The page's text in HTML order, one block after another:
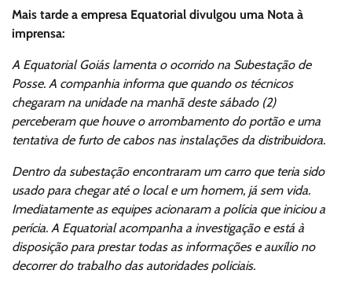
Mais tarde a empresa Equatorial divulgou uma Nota à
imprensa:
A Equatorial Goiás lamenta o ocorrido na Subestação de
Posse. A companhia informa que quando os técnicos
chegaram na unidade na manhã deste sábado (2)
perceberam que houve o arrombamento do portão e uma
tentativa de furto de cabos nas instalações da distribuidora.
Dentro da subestação encontraram um carro que teria sido
usado para chegar até o local e um homem, já sem vida.
Imediatamente as equipes acionaram a polícia que iniciou a
perícia. A Equatorial acompanha a investigação e está à
disposição para prestar todas as informações e auxílio no
decorrer do trabalho das autoridades policiais.